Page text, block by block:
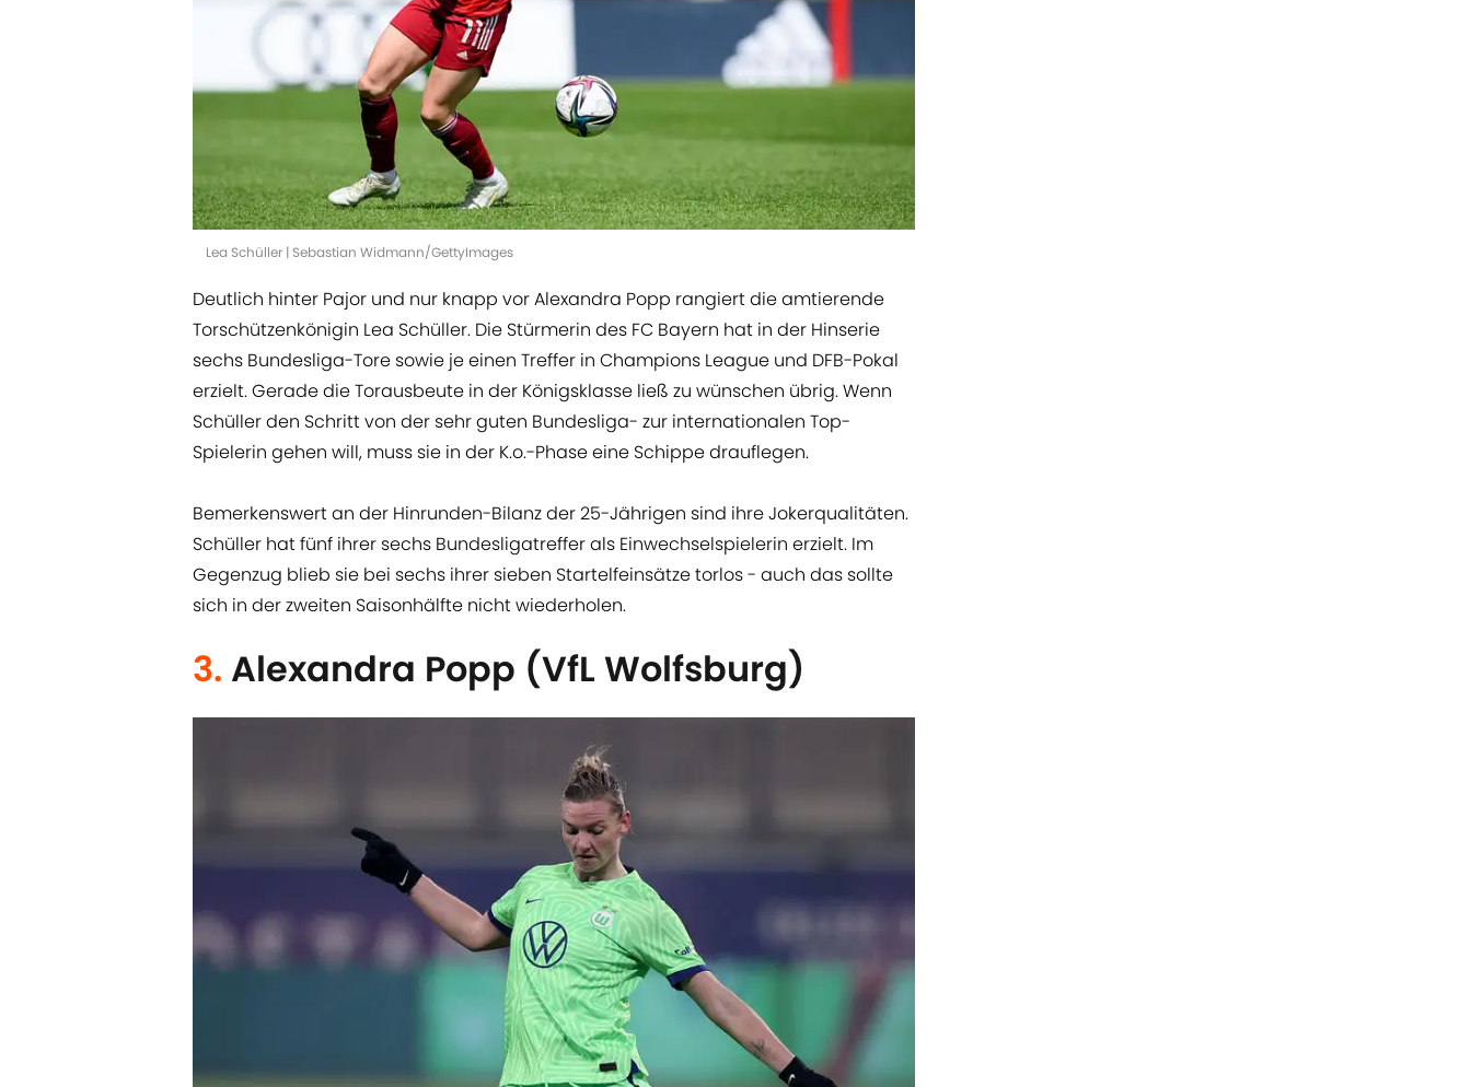
Lea Schüller | Sebastian Widmann/GettyImages
Deutlich hinter Pajor und nur knapp vor Alexandra Popp rangiert die amtierende
Torschützenkönigin Lea Schüller. Die Stürmerin des FC Bayern hat in der Hinserie
sechs Bundesliga-Tore sowie je einen Treffer in Champions League und DFB-Pokal
erzielt. Gerade die Torausbeute in der Königsklasse ließ zu wünschen übrig. Wenn
Schüller den Schritt von der sehr guten Bundesliga- zur internationalen Top-
Spielerin gehen will, muss sie in der K.o.-Phase eine Schippe drauflegen.
Bemerkenswert an der Hinrunden-Bilanz der 25-Jährigen sind ihre Jokerqualitäten.
Schüller hat fünf ihrer sechs Bundesligatreffer als Einwechselspielerin erzielt. Im
Gegenzug blieb sie bei sechs ihrer sieben Startelfeinsätze torlos - auch das sollte
sich in der zweiten Saisonhälfte nicht wiederholen.
3. Alexandra Popp (VfL Wolfsburg)